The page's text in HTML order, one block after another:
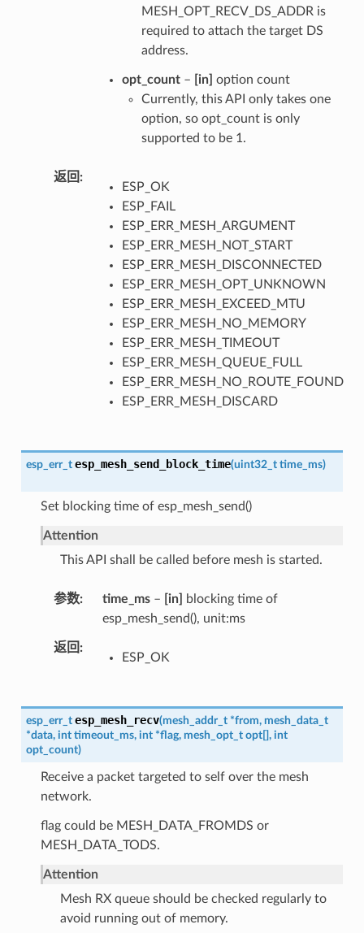
MESH_OPT_RECV_DS_ADDR is
required to attach the target DS
address.
opt_count– [in] option count
Currently, this API only takes one
option, so opt_count is only
supported to be 1.
返回
ESP_OK
ESP_FAIL
ESP_ERR_MESH_ARGUMENT
ESP_ERR_MESH_NOT_START
ESP_ERR_MESH_DISCONNECTED
ESP_ERR_MESH_OPT_UNKNOWN
ESP_ERR_MESH_EXCEED_MTU
ESP_ERR_MESH_NO_MEMORY
ESP_ERR_MESH_TIMEOUT
ESP_ERR_MESH_QUEUE_FULL
ESP_ERR_MESH_NO_ROUTE_FOUND
ESP_ERR_MESH_DISCARD
esp_err_t esp_mesh_send_block_time(uint32_t time_ms)
Set blocking time of esp_mesh_send()
Attention
This API shall be called before mesh is started.
参数 time_ms– [in]
blocking time of
esp_mesh_send(), unit:ms
返回
ESP_OK
esp_err_t esp_mesh_recv(mesh_addr_t *from, mesh_data_t
*data, int timeout_ms, int *flag, mesh_opt_t opt[], int
opt_count)
Receive a packet targeted to self over the mesh
network.
flag could be MESH_DATA_FROMDS or
MESH_DATA_TODS.
Attention
Mesh RX queue should be checked regularly to
avoid running out of memory.